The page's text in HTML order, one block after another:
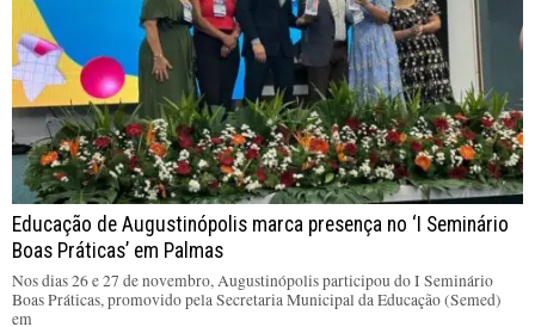
Educação de Augustinópolis marca presença no ‘I Seminário
Boas Práticas’ em Palmas
Nos dias 26 e 27 de novembro, Augustinópolis participou do I Seminário
Boas Práticas, promovido pela Secretaria Municipal da Educação (Semed)
em